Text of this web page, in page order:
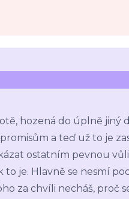
hozená do úplně jiný
a teď už to je
ostatním pevnou
to je. Hlavně se nesmí
za chvíli necháš, proč